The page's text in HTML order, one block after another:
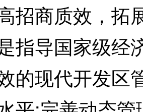
招商质效，拓
指导国家级经
的现代开发区